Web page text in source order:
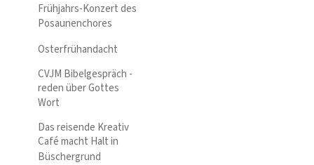
Frühjahrs-Konzert des
Posaunenchores
Osterfrühandacht
CVJM Bibelgespräch -
reden über Gottes
Wort
Das reisende Kreativ
Café macht Halt in
Büschergrund